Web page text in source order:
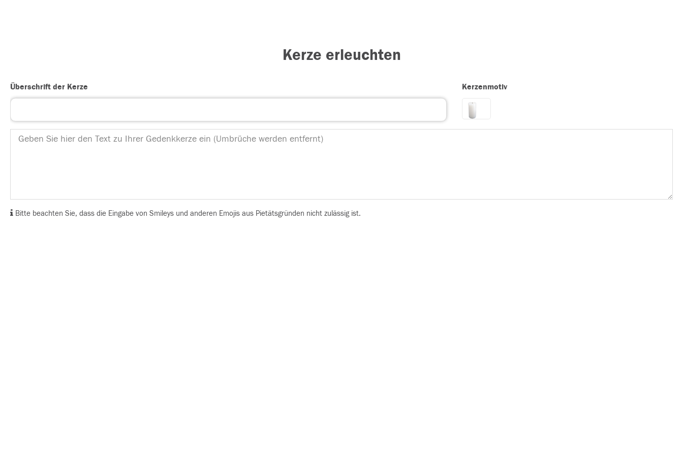
Kerze erleuchten
Überschrift der Kerze Kerzenmotiv
Bitte beachten Sie, dass die Eingabe von Smileys und anderen Emojis aus Pietätsgründen nicht zulässig ist.